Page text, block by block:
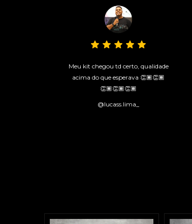
Meu kit chegou td certo, qualidade
acima do que esperava 👏🏾👏🏾
👏🏾👏🏾👏🏾
@lucass.lima_